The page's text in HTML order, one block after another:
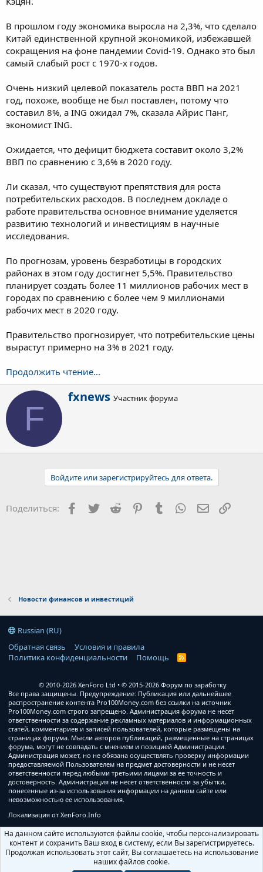
В прошлом году экономика выросла на 2,3%, что сделало
Китай единственной крупной экономикой, избежавшей
сокращения на фоне пандемии Covid-19. Однако это был
самый слабый рост с 1970-х годов.
Очень низкий целевой показатель роста ВВП на 2021
год, похоже, вообще не был поставлен, потому что
составил 8%, а ING ожидал 7%, сказала Айрис Панг,
экономист ING.
Ожидается, что дефицит бюджета составит около 3,2%
ВВП по сравнению с 3,6% в 2020 году.
Ли сказал, что существуют препятствия для роста
потребительских расходов. В последнем докладе о
работе правительства основное внимание уделяется
развитию технологий и инвестициям в научные
исследования.
По прогнозам, уровень безработицы в городских
районах в этом году достигнет 5,5%. Правительство
планирует создать более 11 миллионов рабочих мест в
городах по сравнению с более чем 9 миллионами
рабочих мест в 2020 году.
Правительство прогнозирует, что потребительские цены
вырастут примерно на 3% в 2021 году.
Продолжить чтение...
F
А
в
fxnews Участник форума
Войдите или зарегистрируйтесь для ответа.
Поделиться: Facebook
Twitter Reddit PinterestTumblr WhatsApp
Новости финансов и инвестиций
Russian (RU)
Обратная связь
Условия и правила
Политика конфиденциальности
Помощь
R
© 2010-2026 XenForo Ltd
© 2015-2026 Форум по заработку
Все права защищены. Предупреждение: Публикация или дальнейшее
распространение контента Pro100Money.com без ссылки на источник
Pro100Money.com строго запрещено. Администрация форума не несет
ответственности за содержание рекламных материалов и информационных
статей, комментариев и записей пользователей, которые размещены на
страницах форума. Мысли авторов публикаций, размещенные на страницах
форума, могут не совпадать с мнением и позицией Администрации.
Администрация может, но не обязана осуществлять проверку информации
предоставляемой Пользователем на предмет достоверности и не несет
ответственности перед любыми третьими лицами за ее точность и
достоверность. Администрация не несет ответственности за убытки,
понесенные из-за использования информации на данном сайте или
невозможностью ее использования.
Локализация от XenForo.Info
На данном сайте используются файлы cookie, чтобы персонализировать
контент и сохранить Ваш вход в систему, если Вы зарегистрируетесь.
Продолжая использовать этот сайт, Вы соглашаетесь на использование
наших файлов cookie.